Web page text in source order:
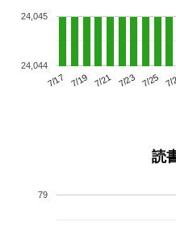
7/17 7/19 7/21 7/23 7/25 7/
24,044
24,045
読
79